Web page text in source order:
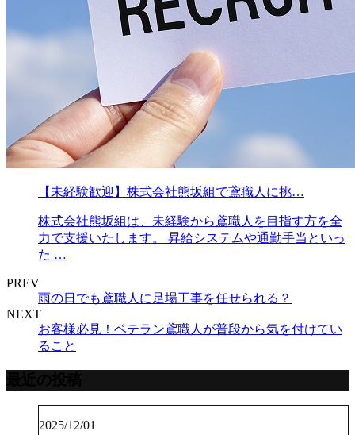
【未経験歓迎】株式会社熊坂組で鳶職人に挑…
株式会社熊坂組は、未経験から鳶職人を目指す方を全
力で支援いたします。 昇給システムや通勤手当といっ
た …
PREV
雨の日でも鳶職人に足場工事を任せられる？
NEXT
お客様必見！ベテラン鳶職人が普段から気を付けてい
ること
2025/12/01